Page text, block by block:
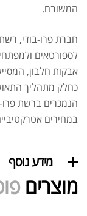
המשובח.
חברת פרו-בודי,
לספורטאים
אבקות חלבון,
כחלק מתהליך
הנמכרים ברשת
במחירים
מידע נוסף
מוצרים